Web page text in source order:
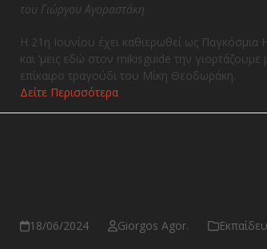
του Γιώργου Αγοραστάκη
Η 21η Ιουνίου έχει καθιερωθεί ως Παγκόσμια
και ‘μεις εδώ στον mikisguide την γιορτάζουμε
επίκαιρο τραγούδι του Μίκη Θεοδωράκη.
Δείτε Περισσότερα
18/06/2024 Giorgos Agor.